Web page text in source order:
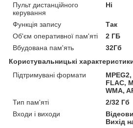
Пульт дистанційного
керування
Ні
Функція запису
Так
Об'єм оперативної пам'яті
2 ГБ
Вбудована пам'ять
32Гб
Користувальницькі
Підтримувані формати
FLAC,
WMA,
Тип пам'яті
2/32 Гб
Входи і виходи
Вихід